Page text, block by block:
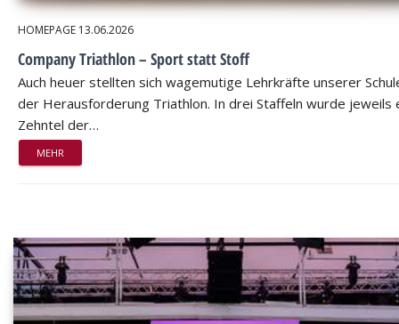
HOMEPAGE 13.06.2026
Company Triathlon – Sport statt Stoff
Auch heuer stellten sich wagemutige Lehrkräfte unserer
der Herausforderung Triathlon. In drei Staffeln wurde jeweils
Zehntel der…
MEHR